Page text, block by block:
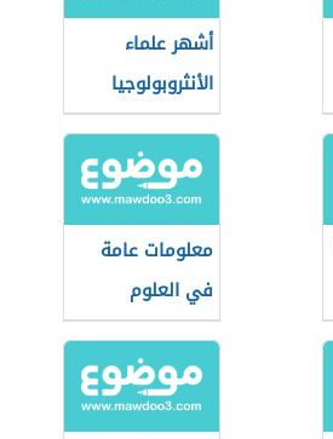
أشهر علماء
الأنثروبولوجيا
معلومات عامة
في العلوم